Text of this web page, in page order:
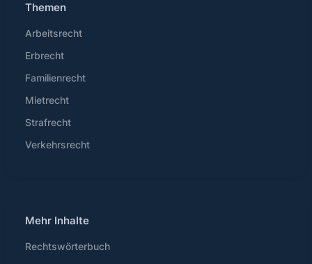
Themen
Arbeitsrecht
Erbrecht
Familienrecht
Mietrecht
Strafrecht
Verkehrsrecht
Mehr Inhalte
Rechtswörterbuch